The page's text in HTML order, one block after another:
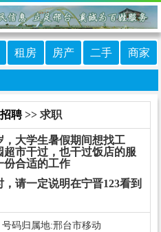
租房 房产 二手 商家
聘>> 求职
，大学生暑假期间想找工
超市干过，也干过饭店的服
份合适的工作
，请一定说明在宁晋123看到
号码归属地:邢台市移动